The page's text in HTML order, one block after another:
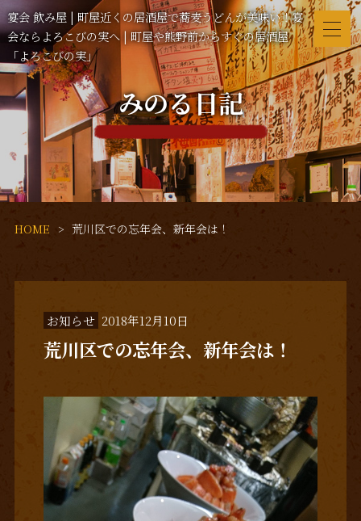
宴会 飲み屋 | 町屋近くの居酒屋で蕎麦うどんが美味い！宴
会ならよろこびの実へ | 町屋や熊野前からすぐの居酒屋
「よろこびの実」
みのる日記
HOME 荒川区での忘年会、新年会は！
お知らせ 2018年12月10日
荒川区での忘年会、新年会は！